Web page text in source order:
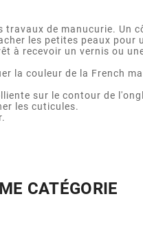
de manucurie. Un
les petites peaux pour
à recevoir un vernis ou
la couleur de la French
sur le contour de
les cuticules.
CATÉGORIE